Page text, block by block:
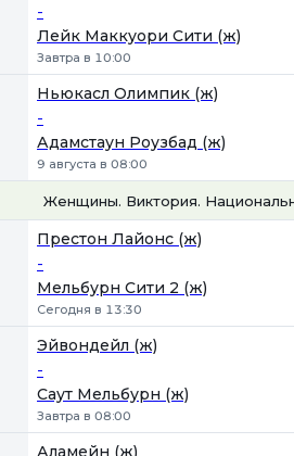
-
Лейк Маккуори Сити (ж)
Завтра в 10:00
Ньюкасл Олимпик (ж)
-
Адамстаун Роузбад (ж)
9 августа в 08:00
Женщины. Виктория.
Престон Лайонс (ж)
-
Мельбурн Сити 2 (ж)
Сегодня в 13:30
Эйвондейл (ж)
-
Саут Мельбурн (ж)
Завтра в 08:00
Аламейн (ж)